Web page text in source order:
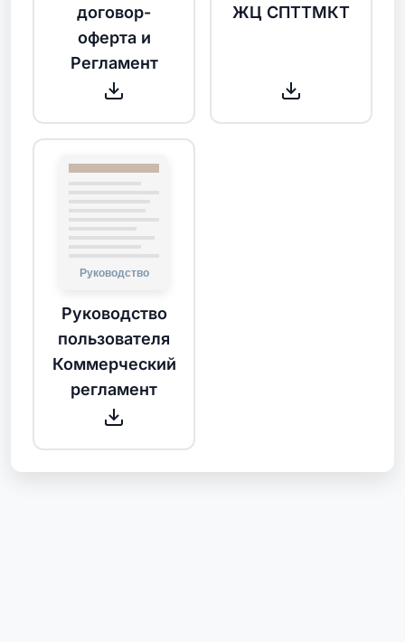
договор-
оферта и
Регламент
ЖЦ СПТТМКТ
Руководство
пользователя
Коммерческий
регламент